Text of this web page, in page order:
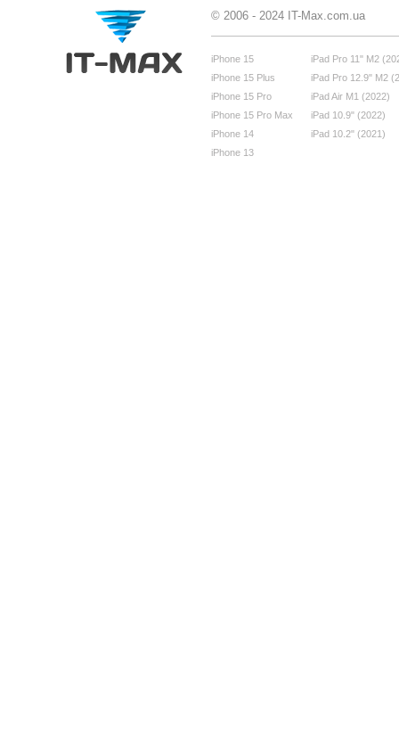
© 2006 - 2024 IT-Max.com.ua
iPhone 15
iPhone 15 Plus
iPhone 15 Pro
iPhone 15 Pro Max
iPhone 14
iPhone 13
iPad Pro 11" M2
iPad Pro 12.9" M2
iPad Air M1 (2022)
iPad 10.9" (2022)
iPad 10.2" (2021)